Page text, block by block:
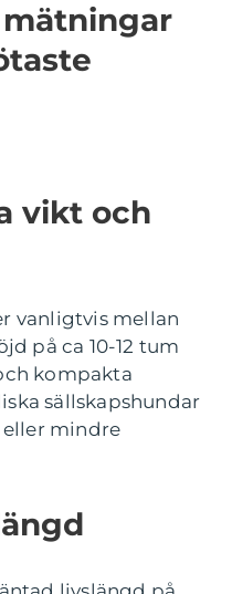
vikt och
vanligtvis mellan
på ca 10-12 tum
kompakta
sällskapshundar
eller mindre